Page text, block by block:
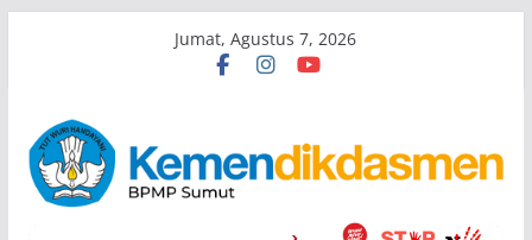
Jumat, Agustus 7, 2026